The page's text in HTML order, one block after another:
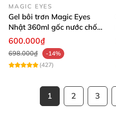
MAGIC EYES
Gel bôi trơn Magic Eyes
Nhật 360ml gốc nước chống
viêm giảm thâm
600.000₫
698.000₫
-14%
(427)
1 2 3